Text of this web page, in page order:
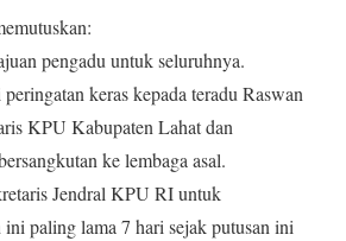
pengadu untuk seluruhnya.
keras kepada teradu Raswan
KPU Kabupaten Lahat dan
ke lembaga asal.
Jendral KPU RI untuk
ini paling lama 7 hari sejak putusan ini